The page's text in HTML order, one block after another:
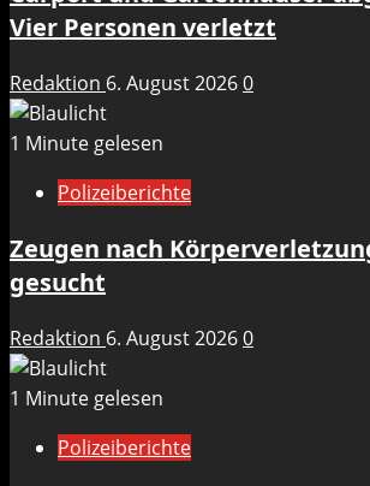
Vier Personen verletzt
Redaktion 6. August 20260
1 Minute gelesen
Polizeiberichte
Zeugen nach
gesucht
Redaktion 6. August 20260
1 Minute gelesen
Polizeiberichte